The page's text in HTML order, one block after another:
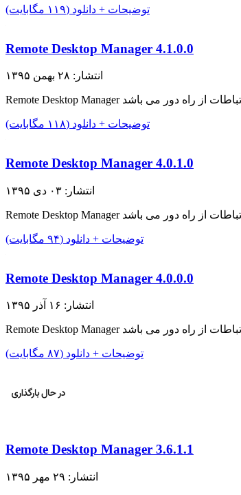
توضیحات + دانلود (۱۱۹ مگابایت)
Remote Desktop Manager 4.1.0.0
انتشار: ۲۸ بهمن ۱۳۹۵
توضیحات + دانلود (۱۱۸ مگابایت)
Remote Desktop Manager 4.0.1.0
انتشار: ۰۳ دی ۱۳۹۵
توضیحات + دانلود (۹۴ مگابایت)
Remote Desktop Manager 4.0.0.0
انتشار: ۱۶ آذر ۱۳۹۵
توضیحات + دانلود (۸۷ مگابایت)
Remote Desktop Manager 3.6.1.1
انتشار: ۲۹ مهر ۱۳۹۵